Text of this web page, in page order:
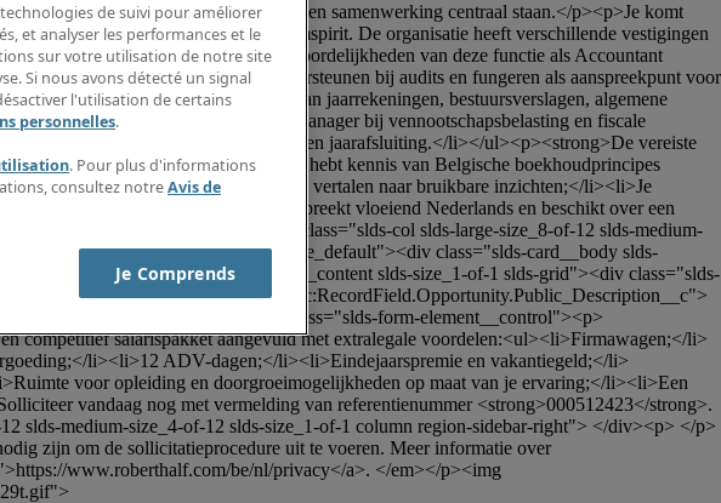
waar innovatie, duurzaamheid en samenwerking centraal staan.</p><p>Je komt
voor zowel persoonlijke groei als teamspirit. De organisatie heeft verschillende vestigingen
p><p><strong>De verantwoordelijkheden van deze functie als Accountant
en controllers;</li><li>Het ondersteunen bij audits en fungeren als aanspreekpunt voor
coördineren en opstellen van jaarrekeningen, bestuursverslagen, algemene
ondersteunen van de Tax Manager bij vennootschapsbelasting en fiscale
correcte en tijdige maand-, kwartaal- en jaarafsluiting.</li></ul><p><strong>De vereiste
Accountancy(-Fiscaliteit);</li><li>Je hebt kennis van Belgische boekhoudprincipes
ingesteld en kan financiële data vertalen naar bruikbare inzichten;</li><li>Je
in digitalisering;</li><li>Je spreekt vloeiend Nederlands en beschikt over een
omgeving.</li></ul><div class="slds-col slds-large-size_8-of-12 slds-medium-
section2 slds-card slds-theme_default"><div class="slds-card__body slds-
class="section-content slds-section__content slds-size_1-of-1 slds-grid"><div class="slds-
28" data-target-selection-name="sfdc:RecordField.Opportunity.Public_Description__c">
form-element_horizontal"><div class="slds-form-element__control"><p>
competitief salarispakket aangevuld met extralegale voordelen:<ul><li>Firmawagen;</li>
li><li>12 ADV-dagen;</li><li>Eindejaarspremie en vakantiegeld;</li>
voor opleiding en doorgroeimogelijkheden op maat van je ervaring;</li><li>Een
vandaag nog met vermelding van referentienummer <strong>000512423</strong>.
medium-size_4-of-12 slds-size_1-of-1 column region-sidebar-right"> </div><p> </p>
zijn om de sollicitatieprocedure uit te voeren. Meer informatie over
www.roberthalf.com/be/nl/privacy</a>. </em></p><img
de suivi pour améliorer
et analyser les performances et le
sur votre utilisation de notre site
Si nous avons détecté un signal
l'utilisation de certains
personnelles.
. Pour plus d'informations
consultez notreAvis de
Je Comprends